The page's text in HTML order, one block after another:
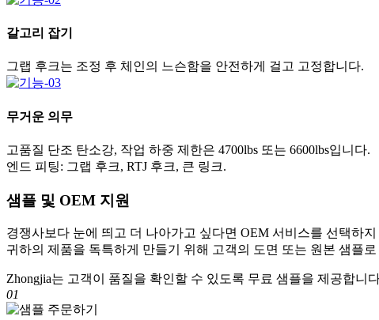
갈고리 잡기
그랩 후크는 조정 후 체인의 느슨함을 안전하게 걸고 고정합니다.
무거운 의무
고품질 단조 탄소강, 작업 하중 제한은 4700lbs 또는 6600lbs입니다.
엔드 피팅: 그랩 후크, RTJ 후크, 큰 링크.
샘플 및 OEM 지원
경쟁사보다 눈에 띄고 더 나아가고 싶다면 OEM 서비스를 선택하
귀하의 제품을 독특하게 만들기 위해 고객의 도면 또는 원본 샘플
Zhongjia는 고객이 품질을 확인할 수 있도록 무료 샘플을 제공합니
01